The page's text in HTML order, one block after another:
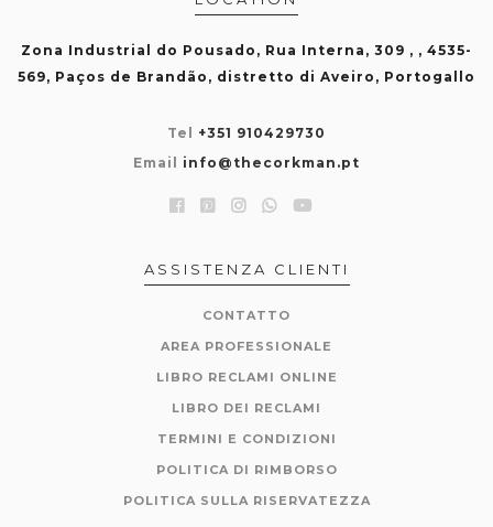
Zona Industrial do Pousado, Rua Interna, 309 , , 4535-
569, Paços de Brandão, distretto di Aveiro, Portogallo
Tel +351 910429730
Email info@thecorkman.pt
ASSISTENZA CLIENTI
CONTATTO
AREA PROFESSIONALE
LIBRO RECLAMI ONLINE
LIBRO DEI RECLAMI
TERMINI E CONDIZIONI
POLITICA DI RIMBORSO
POLITICA SULLA RISERVATEZZA